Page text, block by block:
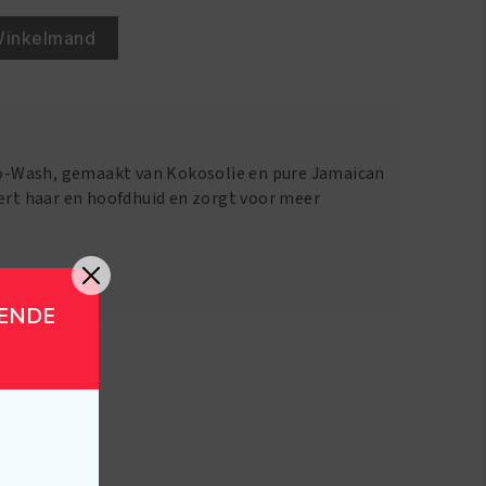
Wash, gemaakt van Kokosolie en pure Jamaican
haar en hoofdhuid en zorgt voor meer